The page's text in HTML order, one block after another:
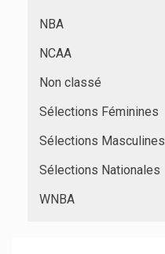
NBA
NCAA
Non classé
Sélections Féminines
Sélections Masculines
Sélections Nationales
WNBA